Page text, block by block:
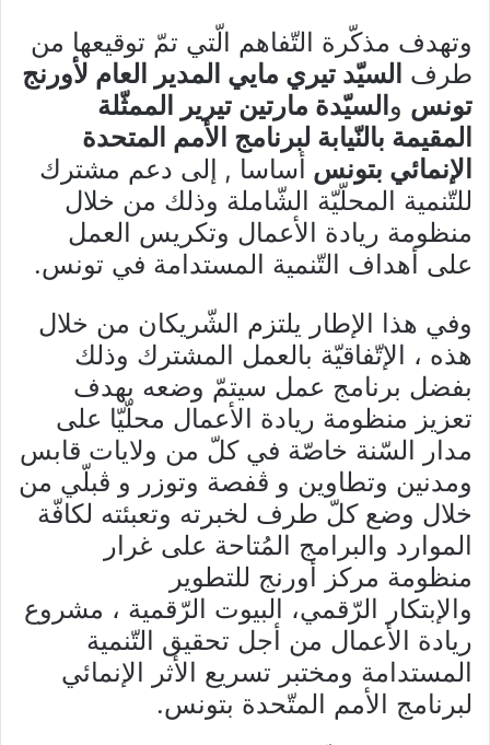
وتهدف مذكّرة التّفاهم الّتي تمّ توقيعها من
طرف السيّد تيري مايي المدير العام لأورنج
تونس و السيّدة مارتين تيرير الممثّلة
المقيمة بالنّيابة لبرنامج الأمم المتحدة
الإنمائي بتونس أساسا , إلى دعم مشترك
للتّنمية المحلّيّة الشّاملة وذلك من خلال
منظومة ريادة الأعمال وتكريس العمل
على أهداف التّنمية المستدامة في تونس.
وفي هذا الإطار يلتزم الشّريكان من خلال
هذه ، الإتّفاقيّة بالعمل المشترك وذلك
بفضل برنامج عمل سيتمّ وضعه بهدف
تعزيز منظومة ريادة الأعمال محلّيّا على
مدار السّنة خاصّة في كلّ من ولايات قابس
ومدنين وتطاوين و ڨفصة وتوزر و ڨبلّي من
خلال وضع كلّ طرف لخبرته وتعبئته لكافّة
الموارد والبرامج المُتاحة على غرار
منظومة مركز أورنج للتطوير
والإبتكار الرّقمي، البيوت الرّقمية ، مشروع
ريادة الأعمال من أجل تحقيق التّنمية
المستدامة ومختبر تسريع الأثر الإنمائي
لبرنامج الأمم المتّحدة بتونس.